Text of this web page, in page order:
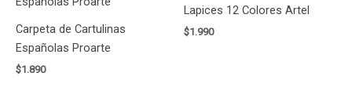
Carpeta de Cartulinas
Españolas Proarte
$1.890
Lapices 12 Colores Artel
$1.990